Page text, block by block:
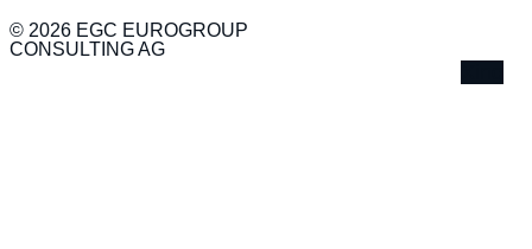
© 2026 EGC EUROGROUP
CONSULTING AG